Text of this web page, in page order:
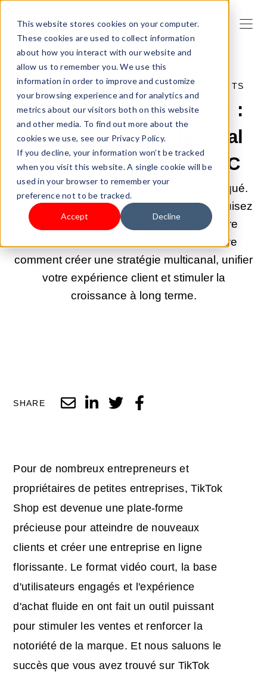
This website stores cookies on your computer.
These cookies are used to collect information
about how you interact with our website and
allow us to remember you. We use this
information in order to improve and customize
your browsing experience and for analytics and
metrics about our visitors both on this website
and other media. To find out more about the
cookies we use, see our Privacy Policy.
If you decline, your information won’t be tracked
when you visit this website. A single cookie will be
used in your browser to remember your
preference not to be tracked.
Accept Decline
14 FÉVR. 2025 08:15:44 |VENTE DE PRODUITS
TikTok Shop & Beyond :
une stratégie multicanal
pour la croissance DTC
Se fier uniquement à TikTok Shop est risqué.
Diversifiez vos canaux de vente et construisez
une entreprise durable avec votre propre
boutique en ligne. Ce guide vous montre
comment créer une stratégie multicanal, unifier
votre expérience client et stimuler la
croissance à long terme.
SHARE
Pour de nombreux entrepreneurs et
propriétaires de petites entreprises, TikTok
Shop est devenue une plate-forme
précieuse pour atteindre de nouveaux
clients et créer une entreprise en ligne
florissante. Le format vidéo court, la base
d'utilisateurs engagés et l'expérience
d'achat fluide en ont fait un outil puissant
pour stimuler les ventes et renforcer la
notoriété de la marque. Et nous saluons le
succès que vous avez trouvé sur TikTok